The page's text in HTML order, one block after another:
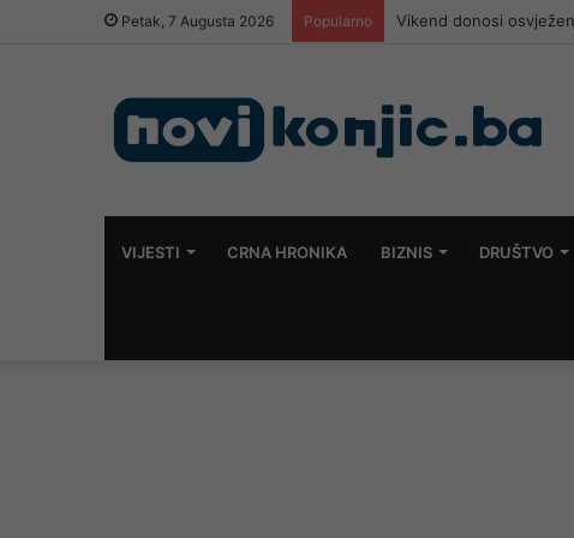
Petak, 7 Augusta 2026 Popularno Bosanac zaboravio
VIJESTI CRNA HRONIKA BIZNIS DRUŠTVO